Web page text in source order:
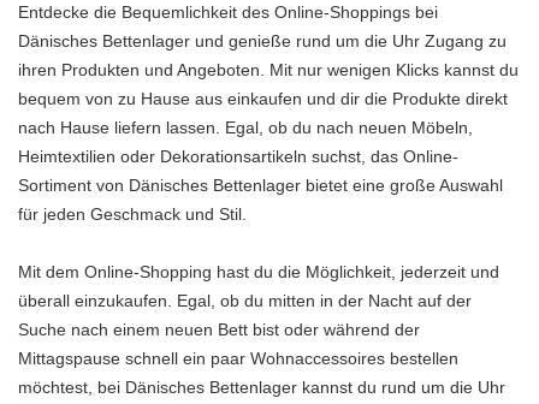
Entdecke die Bequemlichkeit des Online-Shoppings bei
Dänisches Bettenlager und genieße rund um die Uhr Zugang zu
ihren Produkten und Angeboten. Mit nur wenigen Klicks kannst du
bequem von zu Hause aus einkaufen und dir die Produkte direkt
nach Hause liefern lassen. Egal, ob du nach neuen Möbeln,
Heimtextilien oder Dekorationsartikeln suchst, das Online-
Sortiment von Dänisches Bettenlager bietet eine große Auswahl
für jeden Geschmack und Stil.
Mit dem Online-Shopping hast du die Möglichkeit, jederzeit und
überall einzukaufen. Egal, ob du mitten in der Nacht auf der
Suche nach einem neuen Bett bist oder während der
Mittagspause schnell ein paar Wohnaccessoires bestellen
möchtest, bei Dänisches Bettenlager kannst du rund um die Uhr